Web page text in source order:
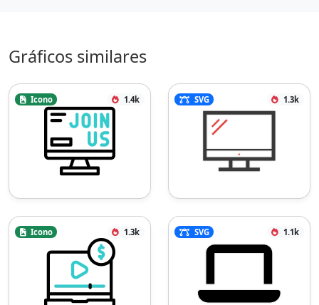
Gráficos similares
Icono 1.4k SVG 1.3k
Icono 1.3k SVG 1.1k